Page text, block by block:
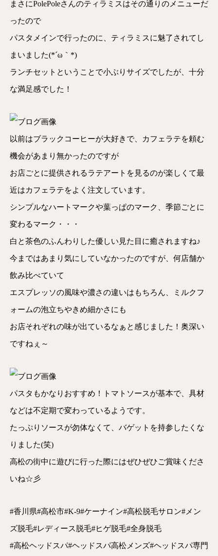
まさにPolePoleさんのティラミスはその通りのメニューだ
ったので
パスタメインで行ったのに、ティラミスに魅了されてし
まいました(*´ω｀*)
ランチセットということで小ぶりサイズでしたが、十分
な満足感でした！
以前はブラックコーヒーが大好きで、カフェラテを頼む
機会があまり無かったのですが
お店ごとに提供されるラテアートを見るのが楽しくて最
近はカフェラテをよく注文しています。
シンプルなハートマークや葉っぱのマーク、季節ごとに
変わるマーク・・・
白と茶色のふんわりした優しい見た目に癒されますね♪
今まではあまり気にしていなかったのですが、何店舗か
飲み比べていて
エスプレッソの風味や濃さの違いはもちろん、ミルクフ
ォームの泡立ちやきめ細かさにも
お店それぞれの味が出ているなぁと感じました！奥深い
ですねぇ～
パスタもかなりおすすめ！トマトソースが基本で、具材
などは不定期で変わっているようです。
たっぷりソースが勿体なくて、バゲットを持参したくな
りました(笑)
高松の街中に遊びに行った際にはぜひぜひご賞味くださ
いね☆彡
#香川県#高松市#K-9#ケーナイン#高松脱毛サロン#メン
ズ脱毛#レディース脱毛#ヒゲ脱毛#全身脱毛
#高松ヘッドスパ#ヘッドスパ高松メンズ#ヘッドスパ専門